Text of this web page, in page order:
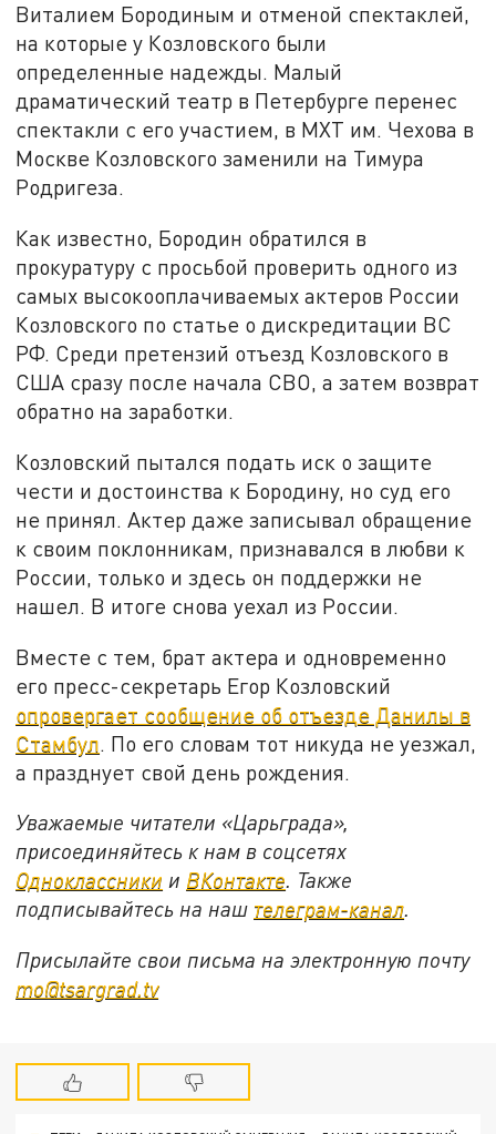
Виталием Бородиным и отменой спектаклей,
на которые у Козловского были
определенные надежды. Малый
драматический театр в Петербурге перенес
спектакли с его участием, в МХТ им. Чехова в
Москве Козловского заменили на Тимура
Родригеза.
Как известно, Бородин обратился в
прокуратуру с просьбой проверить одного из
самых высокооплачиваемых актеров России
Козловского по статье о дискредитации ВС
РФ. Среди претензий отъезд Козловского в
США сразу после начала СВО, а затем возврат
обратно на заработки.
Козловский пытался подать иск о защите
чести и достоинства к Бородину, но суд его
не принял. Актер даже записывал обращение
к своим поклонникам, признавался в любви к
России, только и здесь он поддержки не
нашел. В итоге снова уехал из России.
Вместе с тем, брат актера и одновременно
его пресс-секретарь Егор Козловский
опровергает сообщение об отъезде Данилы в
Стамбул . По его словам тот никуда не уезжал,
а празднует свой день рождения.
Уважаемые читатели «Царьграда»,
присоединяйтесь к нам в соцсетях
Одноклассники и ВКонтакте. Также
подписывайтесь на наш телеграм-канал.
Присылайте свои письма на электронную почту
mo@tsargrad.tv